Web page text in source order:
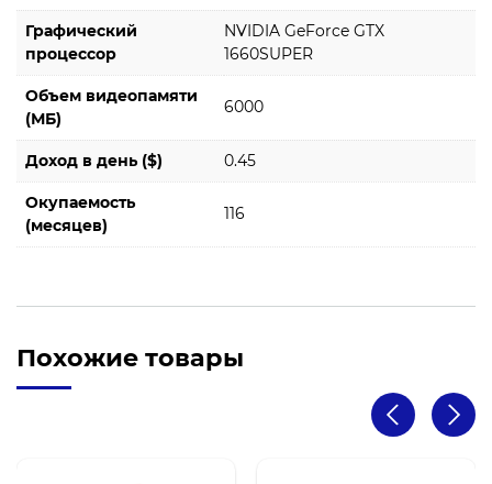
Графический
процессор
NVIDIA GeForce GTX
1660SUPER
Объем видеопамяти
(МБ)
6000
Доход в день ($) 0.45
Окупаемость
(месяцев)
116
Похожие товары